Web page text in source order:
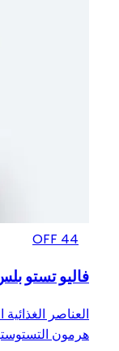
44
فاليو تستو
العناصر
هرمون